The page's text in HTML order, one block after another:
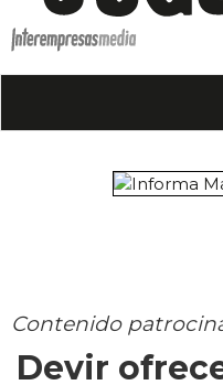
Contenido
Devir